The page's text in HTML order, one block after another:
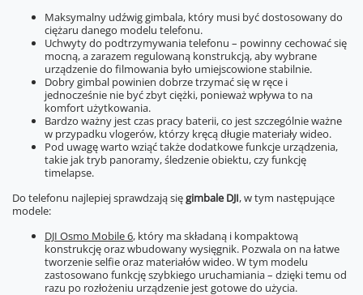
Maksymalny udźwig gimbala, który musi być dostosowany do
ciężaru danego modelu telefonu.
Uchwyty do podtrzymywania telefonu – powinny cechować się
mocną, a zarazem regulowaną konstrukcją, aby wybrane
urządzenie do filmowania było umiejscowione stabilnie.
Dobry gimbal powinien dobrze trzymać się w ręce i
jednocześnie nie być zbyt ciężki, ponieważ wpływa to na
komfort użytkowania.
Bardzo ważny jest czas pracy baterii, co jest szczególnie ważne
w przypadku vlogerów, którzy kręcą długie materiały wideo.
Pod uwagę warto wziąć także dodatkowe funkcje urządzenia,
takie jak tryb panoramy, śledzenie obiektu, czy funkcję
timelapse.
Do telefonu najlepiej sprawdzają sięgimbale DJI, w tym następujące
modele:
DJI Osmo Mobile 6, który ma składaną i kompaktową
konstrukcję oraz wbudowany wysięgnik. Pozwala on na łatwe
tworzenie selfie oraz materiałów wideo. W tym modelu
zastosowano funkcję szybkiego uruchamiania – dzięki temu od
razu po rozłożeniu urządzenie jest gotowe do użycia.